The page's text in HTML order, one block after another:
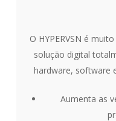
O HYPERVSN é
solução digital
hardware, software
Aumenta as